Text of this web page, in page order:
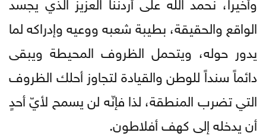
الواقع والحقيقة، بطيبة شعبه ووعيه وإدراكه لما
يدور حوله، ويتحمل الظروف المحيطة ويبقى
دائماً سنداً للوطن والقيادة لتجاوز أحلك الظروف
التي تضرب المنطقة، لذا فإنّه لن يسمح لأيّ أحدٍ
أن يدخله إلى كهف أفلاطون.